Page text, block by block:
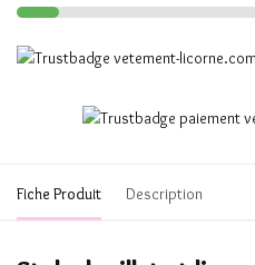
Fiche Produit Description